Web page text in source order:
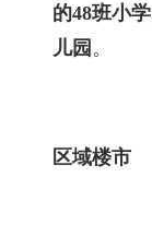
的48班小学
儿园 。
区域楼市